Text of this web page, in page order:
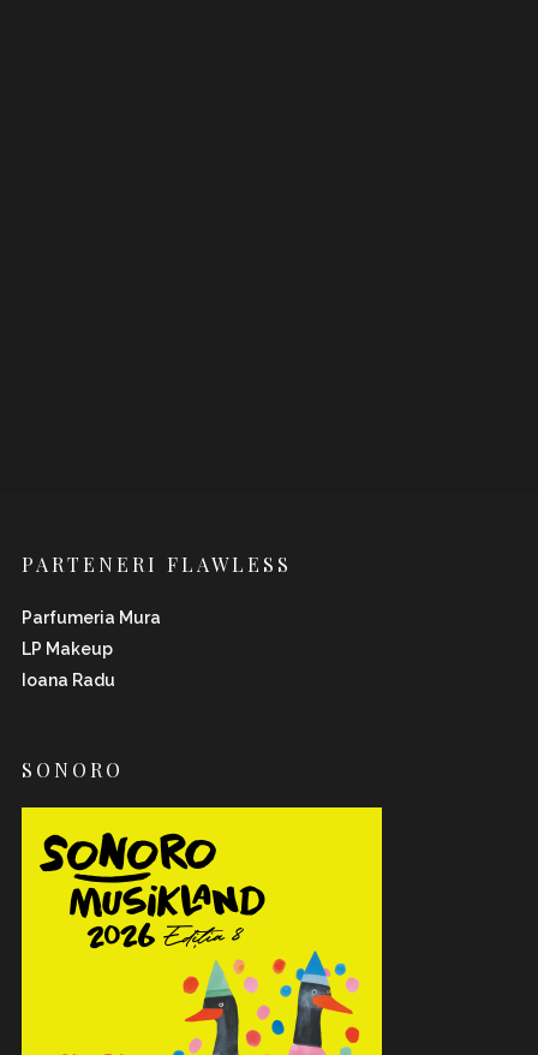
PARTENERI FLAWLESS
Parfumeria Mura
LP Makeup
Ioana Radu
SONORO